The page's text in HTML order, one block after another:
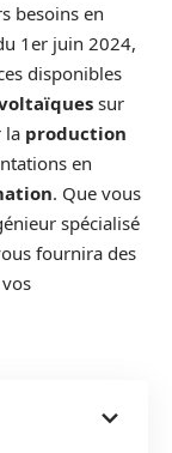
besoins en
1er juin 2024,
disponibles
sur
la production
en
. Que vous
spécialisé
fournira des